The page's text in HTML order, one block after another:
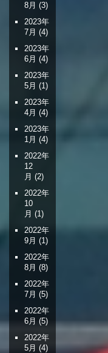
8月 (3)
2023年
7月 (4)
2023年
6月 (4)
2023年
5月 (1)
2023年
4月 (4)
2023年
1月 (4)
2022年
12
月 (2)
2022年
10
月 (1)
2022年
9月 (1)
2022年
8月 (8)
2022年
7月 (5)
2022年
6月 (5)
2022年
5月 (4)